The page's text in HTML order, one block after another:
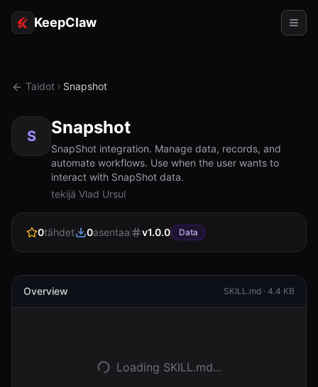
KeepClaw
Token-käyttö
Käyttökohteet
Hinnoittelu
RESURSSIT
Dokumentaatio
Aloita
Taidot Snapshot
S Snapshot
SnapShot integration. Manage data, records, and
automate workflows. Use when the user wants to
interact with SnapShot data.
tekijä Vlad Ursul
0tähdet 0asentaa v1.0.0 Data
Overview SKILL.md · 4.4 KB
Loading SKILL.md...